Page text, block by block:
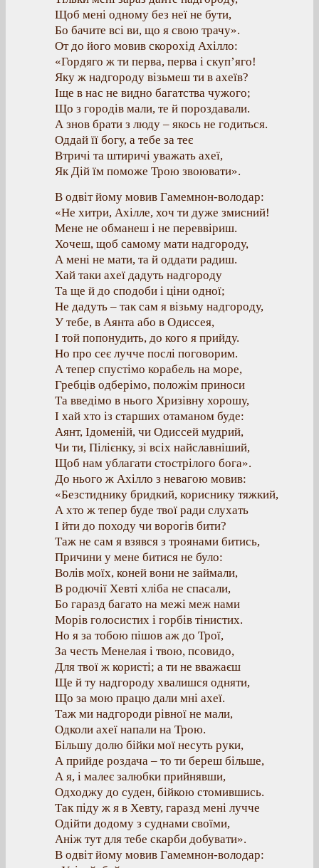
Щоб мені одному без неї не бути,
Бо бачите всі ви, що я свою трачу».
От до його мовив скорохід Ахілло:
«Гордяго ж ти перва, перва і скуп’яго!
Яку ж надгороду візьмеш ти в ахеїв?
Іще в нас не видно багатства чужого;
Що з городів мали, те й пороздавали.
А знов брати з люду – якось не годиться.
Оддай її богу, а тебе за теє
Втричі та штиричі уважать ахеї,
Як Дій їм поможе Трою звоювати».
В одвіт йому мовив Гамемнон-володар:
«Не хитри, Ахілле, хоч ти дуже змисний!
Мене не обманеш і не переввіриш.
Хочеш, щоб самому мати надгороду,
А мені не мати, та й оддати радиш.
Хай таки ахеї дадуть надгороду
Та ще й до сподоби і ціни одної;
Не дадуть – так сам я візьму надгороду,
У тебе, в Аянта або в Одиссея,
І той попонудить, до кого я прийду.
Но про сеє лучче послі поговорим.
А тепер спустімо корабель на море,
Гребців одберімо, положім приноси
Та введімо в нього Хризівну хорошу,
І хай хто із старших отаманом буде:
Аянт, Ідоменій, чи Одиссей мудрий,
Чи ти, Пілієнку, зі всіх найславніший,
Щоб нам ублагати стострілого бога».
До нього ж Ахілло з невагою мовив:
«Безстиднику бридкий, кориснику тяжкий,
А хто ж тепер буде твої ради слухать
І йти до походу чи ворогів бити?
Таж не сам я взявся з троянами битись,
Причини у мене битися не було:
Волів моїх, коней вони не займали,
В родючії Хевті хліба не спасали,
Бо гаразд багато на межі меж нами
Морів голосистих і горбів тінистих.
Но я за тобою пішов аж до Трої,
За честь Менелая і твою, псовидо,
Для твої ж користі; а ти не вважаєш
Ще й ту надгороду хвалишся одняти,
Що за мою працю дали мні ахеї.
Таж ми надгороди рівної не мали,
Одколи ахеї напали на Трою.
Більшу долю бійки мої несуть руки,
А прийде роздача – то ти береш більше,
А я, і малеє залюбки прийнявши,
Одходжу до суден, бійкою стомившись.
Так піду ж я в Хевту, гаразд мені лучче
Одійти додому з суднами своїми,
Аніж тут для тебе скарби добувати».
В одвіт йому мовив Гамемнон-володар: